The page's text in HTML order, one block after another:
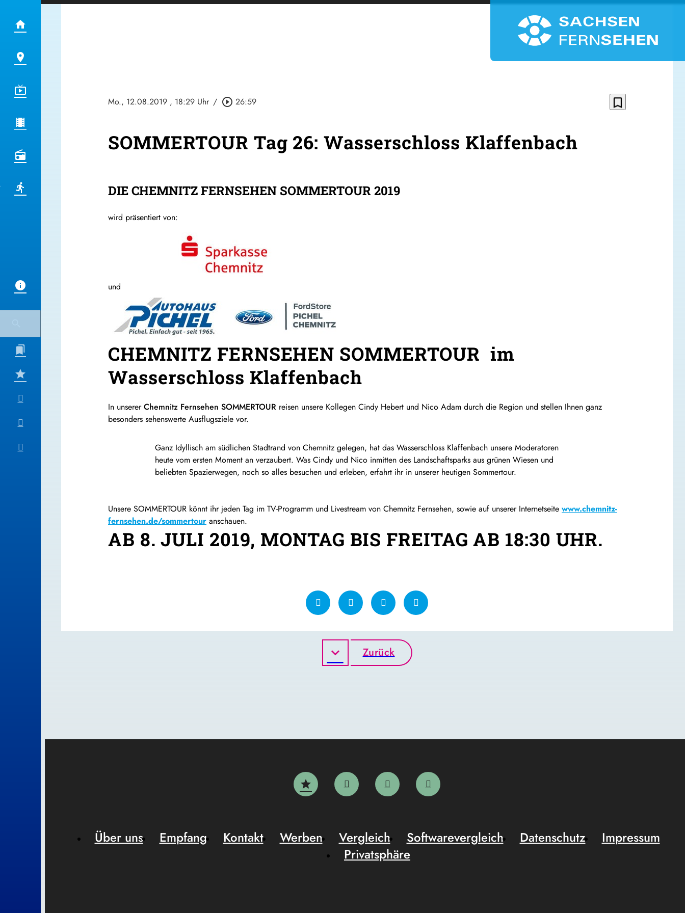
Mo., 12.08.2019 , 18:29 Uhr / play_circle_outline 26:59 bookmark_border
SOMMERTOUR Tag 26: Wasserschloss Klaffenbach
DIE CHEMNITZ FERNSEHEN SOMMERTOUR 2019
wird präsentiert von:
und
CHEMNITZ FERNSEHEN SOMMERTOUR im
Wasserschloss Klaffenbach
In unsererChemnitz Fernsehen SOMMERTOUR reisen unsere Kollegen Cindy Hebert und Nico Adam durch die Region und stellen Ihnen ganz
besonders sehenswerte Ausflugsziele vor.
Ganz Idyllisch am südlichen Stadtrand von Chemnitz gelegen, hat das Wasserschloss Klaffenbach unsere Moderatoren
heute vom ersten Moment an verzaubert. Was Cindy und Nico inmitten des Landschaftsparks aus grünen Wiesen und
beliebten Spazierwegen, noch so alles besuchen und erleben, erfahrt ihr in unserer heutigen Sommertour.
Unsere SOMMERTOUR könnt ihr jeden Tag im TV-Programm und Livestream von Chemnitz Fernsehen, sowie auf unserer Internetseite www.chemnitz-
fernsehen.de/sommertour anschauen.
AB 8. JULI 2019, MONTAG BIS FREITAG AB 18:30 UHR.
Zurück
Über uns Empfang Kontakt Werben Vergleich Softwarevergleich Datenschutz
Impressum
Privatsphäre